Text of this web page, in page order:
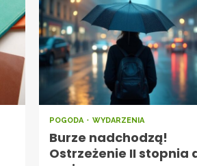
POGODA WYDARZENIA
Burze nadchodzą!
Ostrzeżenie II stopnia